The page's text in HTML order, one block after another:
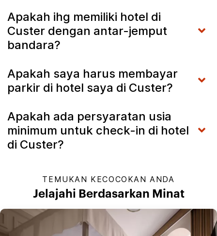
Apakah ihg memiliki hotel di
Custer dengan antar-jemput
bandara?
Apakah saya harus membayar
parkir di hotel saya di Custer?
Apakah ada persyaratan usia
minimum untuk check-in di hotel
di Custer?
TEMUKAN KECOCOKAN ANDA
Jelajahi Berdasarkan Minat